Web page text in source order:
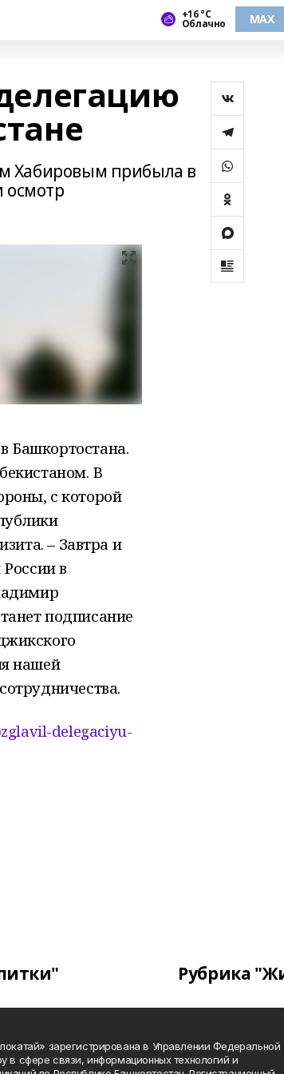
+16 °С
Облачно MAX
Хабировым прибыла в
осмотр
Башкортостана.
В
с которой
– Завтра и
в
подписание
нашей
delegaciyu-
Рубрика
зарегистрирована в Управлении Федеральной
в сфере связи, информационных технологий и